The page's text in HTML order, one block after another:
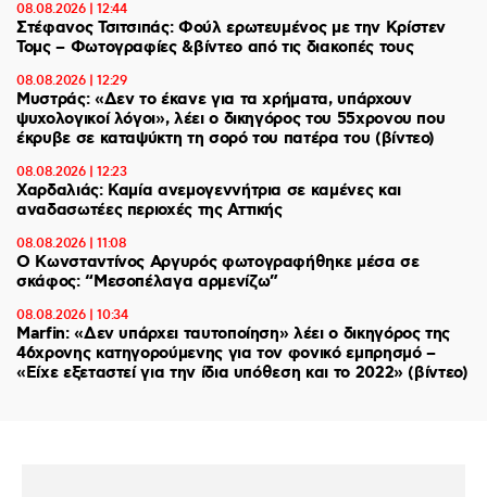
08.08.2026 | 12:44
Στέφανος Τσιτσιπάς: Φούλ ερωτευμένος με την Κρίστεν
Τομς – Φωτογραφίες &βίντεο από τις διακοπές τους
08.08.2026 | 12:29
Μυστράς: «Δεν το έκανε για τα χρήματα, υπάρχουν
ψυχολογικοί λόγοι», λέει ο δικηγόρος του 55χρονου που
έκρυβε σε καταψύκτη τη σορό του πατέρα του (βίντεο)
08.08.2026 | 12:23
Χαρδαλιάς: Καμία ανεμογεννήτρια σε καμένες και
αναδασωτέες περιοχές της Αττικής
08.08.2026 | 11:08
Ο Κωνσταντίνος Αργυρός φωτογραφήθηκε μέσα σε
σκάφος: “Μεσοπέλαγα αρμενίζω”
08.08.2026 | 10:34
Marfin: «Δεν υπάρχει ταυτοποίηση» λέει ο δικηγόρος της
46χρονης κατηγορούμενης για τον φονικό εμπρησμό –
«Είχε εξεταστεί για την ίδια υπόθεση και το 2022» (βίντεο)